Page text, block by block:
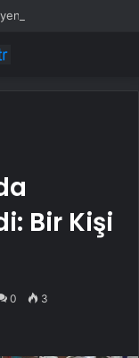
Bir Kişi
0 3